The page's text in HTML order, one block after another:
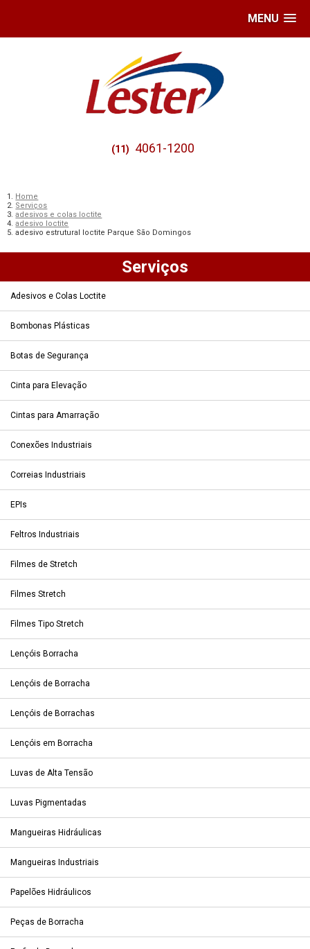
MENU
(11) 4061-1200
Home
Serviços
adesivos e colas loctite
adesivo loctite
adesivo estrutural loctite Parque São Domingos
Serviços
Adesivos e Colas Loctite
Bombonas Plásticas
Botas de Segurança
Cinta para Elevação
Cintas para Amarração
Conexões Industriais
Correias Industriais
EPIs
Feltros Industriais
Filmes de Stretch
Filmes Stretch
Filmes Tipo Stretch
Lençóis Borracha
Lençóis de Borracha
Lençóis de Borrachas
Lençóis em Borracha
Luvas de Alta Tensão
Luvas Pigmentadas
Mangueiras Hidráulicas
Mangueiras Industriais
Papelões Hidráulicos
Peças de Borracha